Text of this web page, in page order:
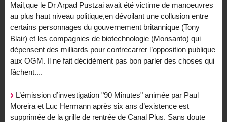
Mail,que le Dr Arpad Pustzai avait été victime de manoeuvres
au plus haut niveau politique,en dévoilant une collusion entre
certains personnages du gouvernement britannique (Tony
Blair) et les compagnies de biotechnologie (Monsanto) qui
dépensent des milliards pour contrecarrer l’opposition publique
aux OGM. Il ne fait décidément pas bon parler des choses qui
fâchent....
L’émission d’investigation "90 Minutes" animée par Paul
Moreira et Luc Hermann après six ans d’existence est
supprimée de la grille de rentrée de Canal Plus. Sans doute